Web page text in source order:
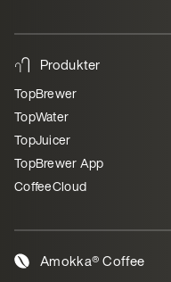
Produkter
TopBrewer
TopWater
TopJuicer
TopBrewer App
CoffeeCloud
Amokka® Coffee